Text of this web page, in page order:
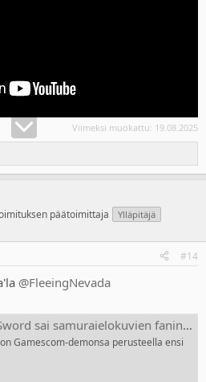
Viimeksi muokattu: 19.08.2025
päätoimittaja Ylläpitäjä
#14
@FleeingNevada
fanin haukkomaan henkeään
Gamescom-demonsa perusteella ensi